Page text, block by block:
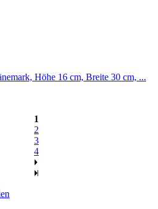
Höhe 16 cm, Breite 30 cm, ...
1
2
3
4